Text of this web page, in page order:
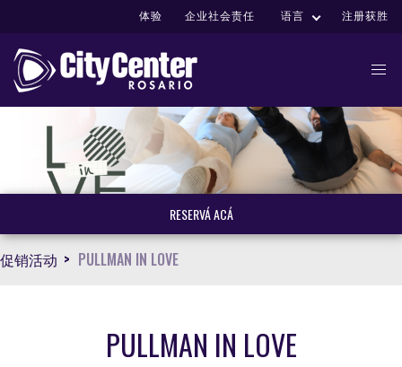
体验 企业社会责任 语言 注册获胜
RESERVÁ ACÁ
促销活动 PULLMAN IN LOVE
PULLMAN IN LOVE